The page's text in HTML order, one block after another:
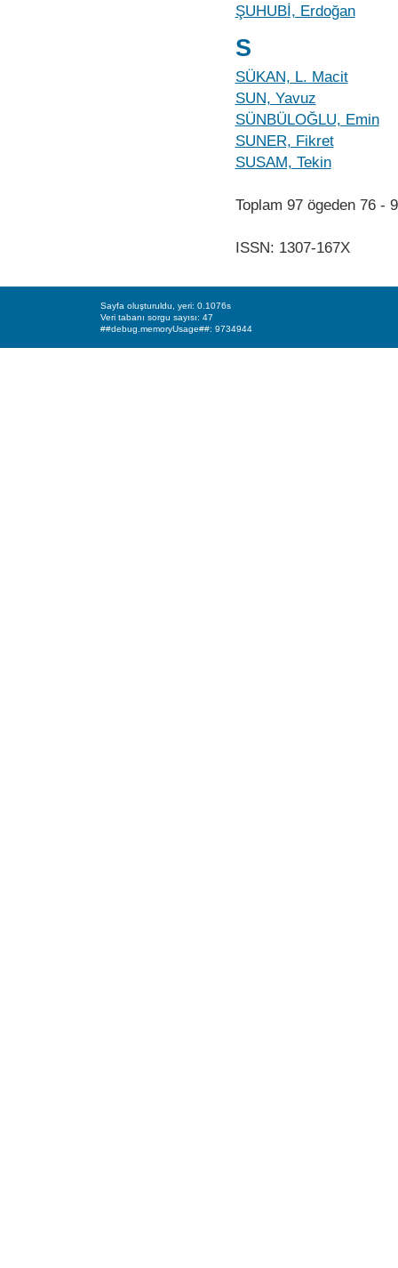
ŞUHUBİ, Erdoğan
S
SÜKAN, L. Macit
SUN, Yavuz
SÜNBÜLOĞLU, Emin
SUNER, Fikret
SUSAM, Tekin
Toplam 97 ögeden 76
ISSN: 1307-167X
Sayfa oluşturuldu, yeri: 0.1076s
Veri tabanı sorgu sayısı: 47
##debug.memoryUsage##: 9734944